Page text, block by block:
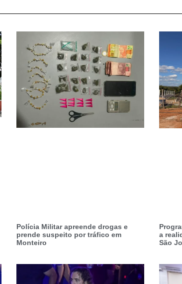
Polícia Militar apreende drogas e
prende suspeito por tráfico em
Monteiro
a
São